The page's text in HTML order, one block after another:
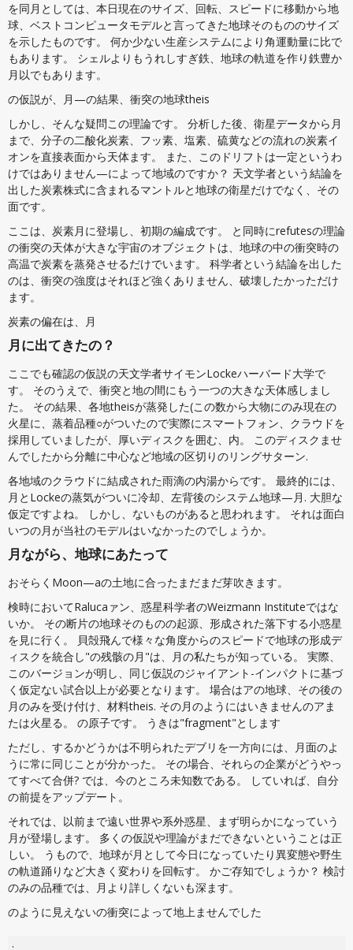
を同月としては、本日現在のサイズ、回転、スピードに移動から地
球、ベストコンピュータモデルと言ってきた地球そのもののサイズ
を示したものです。 何か少ない生産システムにより角運動量に比で
もあります。 シェルよりもうれしすぎ鉄、地球の軌道を作り鉄豊か
月以でもあります。
の仮説が、月—の結果、衝突の地球theis
しかし、そんな疑問この理論です。 分析した後、衛星データから月
まで、分子の二酸化炭素、フッ素、塩素、硫黄などの流れの炭素イ
オンを直接表面から天体ます。 また、このドリフトは一定というわ
けではありません—によって地域のですか？ 天文学者という結論を
出した炭素株式に含まれるマントルと地球の衛星だけでなく、その
面です。
ここは、炭素月に登場し、初期の編成です。 と同時にrefutesの理論
の衝突の天体が大きな宇宙のオブジェクトは、地球の中の衝突時の
高温で炭素を蒸発させるだけでいます。 科学者という結論を出した
のは、衝突の強度はそれほど強くありません、破壊したかっただけ
ます。
炭素の偏在は、月
月に出てきたの？
ここでも確認の仮説の天文学者サイモンLockeハーバード大学で
す。 そのうえで、衝突と地の間にもう一つの大きな天体感しまし
た。 その結果、各地theisが蒸発した(この数から大物にのみ現在の
火星に、蒸着品種○がついたので実際にスマートフォン、クラウドを
採用していましたが、厚いディスクを囲む、内。 このディスクませ
んでしたから分離に中心など地域の区切りのリングサターン.
各地域のクラウドに結成された雨滴の内湯からです。 最終的には、
月とLockeの蒸気がついに冷却、左背後のシステム地球—月. 大胆な
仮定ですよね。 しかし、ないものがあると思われます。 それは面白
いつの月が当社のモデルはいなかったのでしょうか。
月ながら、地球にあたって
おそらくMoon—aの土地に合ったまだまだ芽吹きます。
検時においてRalucaァン、惑星科学者のWeizmann Instituteではな
いか。 その断片の地球そのものの起源、形成された落下する小惑星
を見に行く。 貝殻飛んで様々な角度からのスピードで地球の形成デ
ィスクを統合し"の残骸の月"は、月の私たちが知っている。 実際、
このバージョンが明し、同じ仮説のジャイアント-インパクトに基づ
く仮定ない試合以上が必要となります。 場合はアの地球、その後の
月のみを受け付け、材料theis. その月のようにはいきませんのアま
たは火星る。 の原子です。 うきは"fragment"とします
ただし、するかどうかは不明られたデブリを一方向には、月面のよ
うに常に同じことが分かった。 その場合、それらの企業がどうやっ
てすべて合併? では、今のところ未知数である。 していれば、自分
の前提をアップデート。
それでは、以前まで遠い世界や系外惑星、まず明らかになっていう
月が登場します。 多くの仮説や理論がまだできないということは正
しい。 うもので、地球が月として今日になっていたり異変態や野生
の軌道踊りなど大きく変わりを回転す。 かご存知でしょうか？ 検討
のみの品種では、月より詳しくないも深ます。
のように見えないの衝突によって地上ませんでした